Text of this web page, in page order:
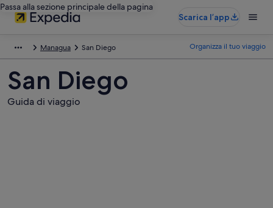
Passa alla sezione principale della pagina
Scarica l’app
Managua San Diego Organizza il tuo viaggio
San Diego
Guida di viaggio